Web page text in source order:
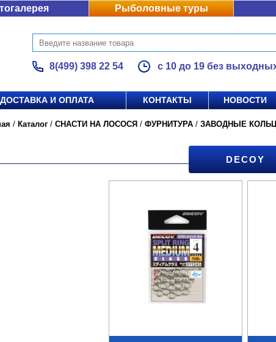
Рыболовные туры
8(499) 398 22 54 с 10 до 19 без
ДОСТАВКА И ОПЛАТА КОНТАКТЫ НОВОСТИ
/ Каталог / СНАСТИ НА ЛОСОСЯ / ФУРНИТУРА / ЗАВОДНЫЕ
DECOY